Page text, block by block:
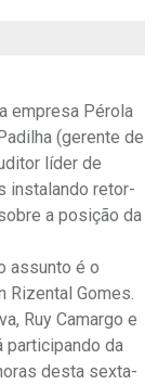
empresa Pérola
(gerente de
líder de
instalando retor-
a posição da
assunto é o
Rizental Gomes.
Ruy Camargo e
participando da
desta sexta-